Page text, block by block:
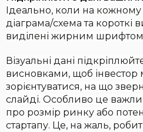
Ідеально, коли на кожному
діаграма/схема та короткі
виділені жирним
Візуальні дані
висновками, щоб інвестор
зорієнтуватися, на що
слайді. Особливо це
про розмір ринку або
стартапу. Це, на жаль,